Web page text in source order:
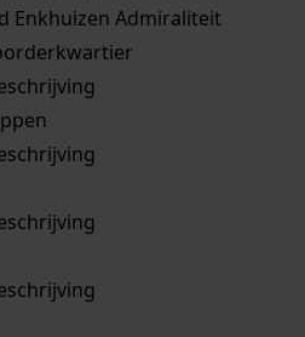
Enkhuizen Admiraliteit